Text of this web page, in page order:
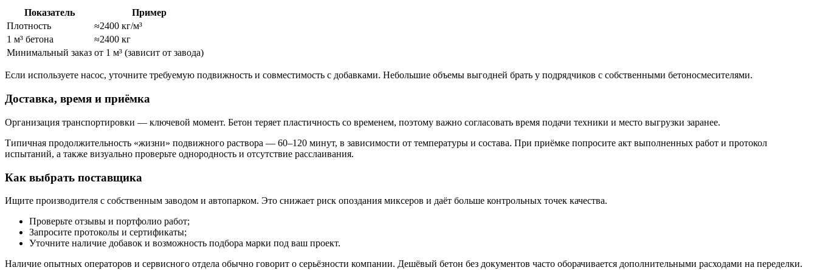
Показатель
Пример
Плотность
≈2400 кг/м³
1 м³ бетона
≈2400 кг
Минимальный заказ от 1 м³ (зависит от завода)
Если используете насос, уточните требуемую подвижность и совместимость с добавками. Небольшие объемы выгодней брать у подрядчиков с собственными бетоносмесителями.
Доставка, время и приёмка
Организация транспортировки — ключевой момент. Бетон теряет пластичность со временем, поэтому важно согласовать время подачи техники и место выгрузки заранее.
Типичная продолжительность «жизни» подвижного раствора — 60–120 минут, в зависимости от температуры и состава. При приёмке попросите акт выполненных работ и протокол
испытаний, а также визуально проверьте однородность и отсутствие расслаивания.
Как выбрать поставщика
Ищите производителя с собственным заводом и автопарком. Это снижает риск опоздания миксеров и даёт больше контрольных точек качества.
Проверьте отзывы и портфолио работ;
Запросите протоколы и сертификаты;
Уточните наличие добавок и возможность подбора марки под ваш проект.
Наличие опытных операторов и сервисного отдела обычно говорит о серьёзности компании. Дешёвый бетон без документов часто оборачивается дополнительными расходами на переделки.